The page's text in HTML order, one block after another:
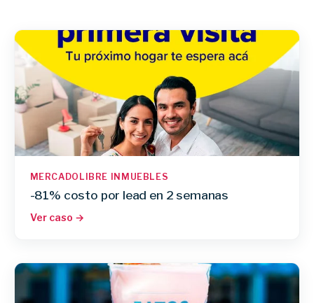
MERCADOLIBRE INMUEBLES
-81% costo por lead en 2 semanas
Ver caso →